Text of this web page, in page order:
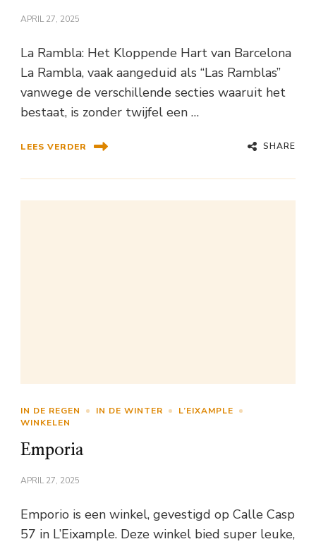
APRIL 27, 2025
La Rambla: Het Kloppende Hart van Barcelona
La Rambla, vaak aangeduid als “Las Ramblas”
vanwege de verschillende secties waaruit het
bestaat, is zonder twijfel een …
LEES VERDER SHARE
IN DE REGEN IN DE WINTER
L’EIXAMPLE
WINKELEN
Emporia
APRIL 27, 2025
Emporio is een winkel, gevestigd op Calle Casp
57 in L’Eixample. Deze winkel bied super leuke,